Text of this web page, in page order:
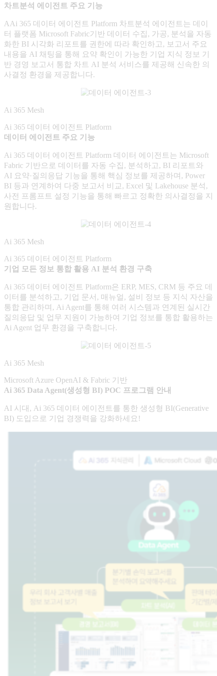
차트분석 에이전트 주요 기능
AAi 365 데이터 에이전트 Platform 차트분석 에이전트는 데이
터 플랫폼 Microsoft Fabric기반 데이터 수집, 가공, 분석을 자동
화한 BI 시각화 리포트를 권한에 따라 확인하고, 보고서 주요
내용을 AI 채팅을 통해 요약 확인이 가능한 기업 지식 정보 기
반 경영 보고서 통합 차트 AI 분석 서비스를 제공해 신속한 의
사결정 환경을 제공합니다.
Ai 365 Mesh
Ai 365 데이터 에이전트 Platform
데이터 에이전트 주요 기능
Ai 365 데이터 에이전트 Platform 데이터 에이전트는 Microsoft
Fabric 기반으로 데이터를 자동 수집, 분석하고, BI 리포트와
AI 요약·질의응답 기능을 통해 핵심 정보를 제공하며, Power
BI 등과 연계하여 다중 보고서 비교, Excel 및 Lakehouse 분석,
사전 프롬프트 설정 기능을 통해 빠르고 정확한 의사결정을 지
원합니다.
Ai 365 Mesh
Ai 365 데이터 에이전트 Platform
기업 모든 정보 통합 활용 AI 분석 환경 구축
Ai 365 데이터 에이전트 Platform은 ERP, MES, CRM 등 주요 데
이터를 분석하고, 기업 문서, 매뉴얼, 설비 정보 등 지식 자산을
통합 관리하며, Ai Agent를 통해 여러 시스템과 연계된 실시간
질의응답 및 업무 지원이 가능하여 기업 정보를 통합 활용하는
Ai Agent 업무 환경을 구축합니다.
Ai 365 Mesh
Microsoft Azure OpenAI & Fabric 기반
Ai 365 Data Agent(생성형 BI) POC 프로그램 안내
AI 시대, Ai 365 데이터 에이전트를 통한 생성형 BI(Generative
BI) 도입으로 기업 경쟁력을 강화하세요!